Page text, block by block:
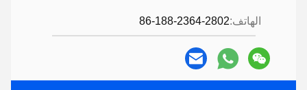
الهاتف:86-188-2364-2802